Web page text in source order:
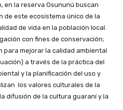
en la reserva Osununú buscan
de este ecosistema único de la
de vida en la población local.
con fines de conservación;
para mejorar la calidad ambiental
a través de la práctica del
y la planificación del uso y
los valores culturales de la
difusión de la cultura guaraní y la